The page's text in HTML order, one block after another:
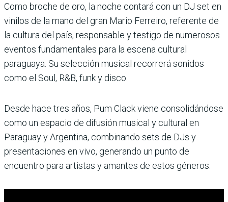
Como broche de oro, la noche contará con un DJ set en
vinilos de la mano del gran Mario Ferreiro, referente de
la cultura del país, responsable y testigo de numerosos
eventos fundamentales para la escena cultural
paraguaya. Su selección musical recorrerá sonidos
como el Soul, R&B, funk y disco.
Desde hace tres años, Pum Clack viene consolidándose
como un espacio de difusión musical y cultural en
Paraguay y Argentina, combinando sets de DJs y
presentaciones en vivo, generando un punto de
encuentro para artistas y amantes de estos géneros.